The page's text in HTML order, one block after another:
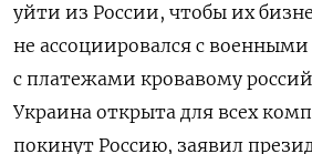
уйти из России, чтобы их
не ассоциировался с
с платежами кровавому
Украина открыта для всех
покинут Россию, заявил